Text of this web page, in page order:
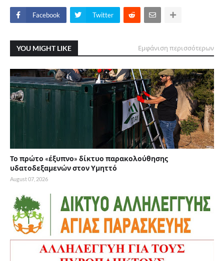
Facebook Twitter
YOU MIGHT LIKE Εμφάνιση περισσότερων
Το πρώτο «έξυπνο» δίκτυο παρακολούθησης
υδατοδεξαμενών στον Υμηττό
August 07, 2026